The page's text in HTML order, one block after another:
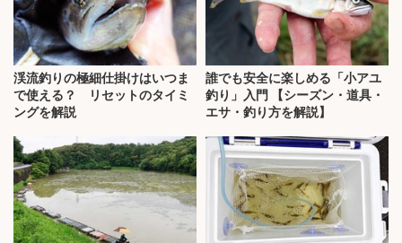
渓流釣りの極細仕掛けはいつま
で使える？ リセットのタイミ
ングを解説
誰でも安全に楽しめる「小アユ
釣り」入門 【シーズン・道具・
エサ・釣り方を解説】